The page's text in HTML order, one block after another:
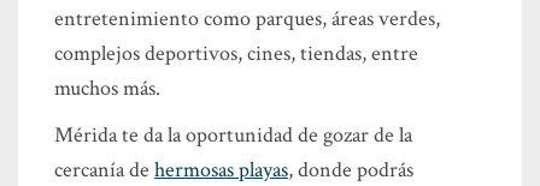
entretenimiento como parques, áreas verdes,
complejos deportivos, cines, tiendas, entre
muchos más.
Mérida te da la oportunidad de gozar de la
cercanía de hermosas playas, donde podrás